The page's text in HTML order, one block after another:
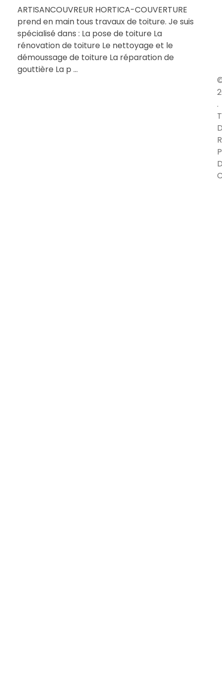
ARTISANCOUVREUR HORTICA-COUVERTURE
prend en main tous travaux de toiture. Je suis
spécialisé dans : La pose de toiture La
rénovation de toiture Le nettoyage et le
démoussage de toiture La réparation de
gouttière La p ...
.